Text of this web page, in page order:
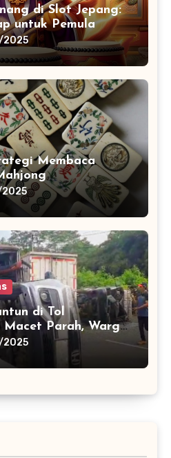
di Slot Jepang:
untuk Pemula
Membaca
di Tol
Parah, Warga